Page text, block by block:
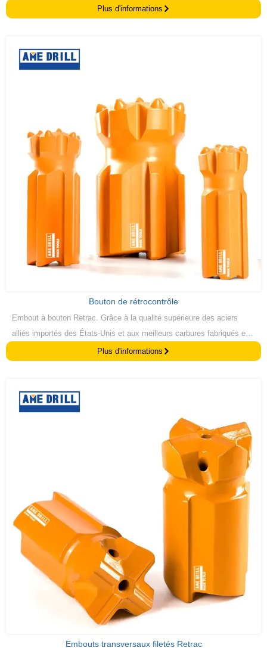
conçues pour une adhérence et une précision supérieures. Percez
sans effort et en toute sécurité et obtenez des résultats
Plus d'informations
Bouton de rétrocontrôle
Embout à bouton Retrac. Grâce à la qualité supérieure des aciers
alliés importés des États-Unis et aux meilleurs carbures fabriqués en
Chine, nos embouts filetés Retrac sont produits par la technologie de
la presse à chaud.
Plus d'informations
Embouts transversaux filetés Retrac